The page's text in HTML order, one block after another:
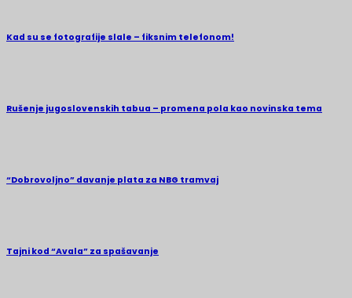
Kad su se fotografije slale – fiksnim telefonom!
Rušenje jugoslovenskih tabua – promena pola kao novinska tema
“Dobrovoljno” davanje plata za NBG tramvaj
Tajni kod “Avala” za spašavanje